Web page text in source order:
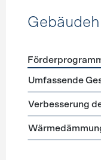
Förderprogramme
Umfassende
Verbesserung